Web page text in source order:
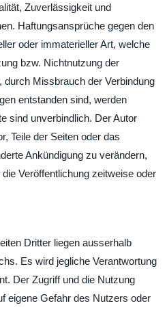
Zuverlässigkeit und
Haftungsansprüche gegen den
oder immaterieller Art, welche
bzw. Nichtnutzung der
durch Missbrauch der Verbindung
entstanden sind, werden
sind unverbindlich. Der Autor
Teile der Seiten oder das
Ankündigung zu verändern,
Veröffentlichung zeitweise oder
Dritter liegen ausserhalb
Es wird jegliche Verantwortung
Der Zugriff und die Nutzung
eigene Gefahr des Nutzers oder